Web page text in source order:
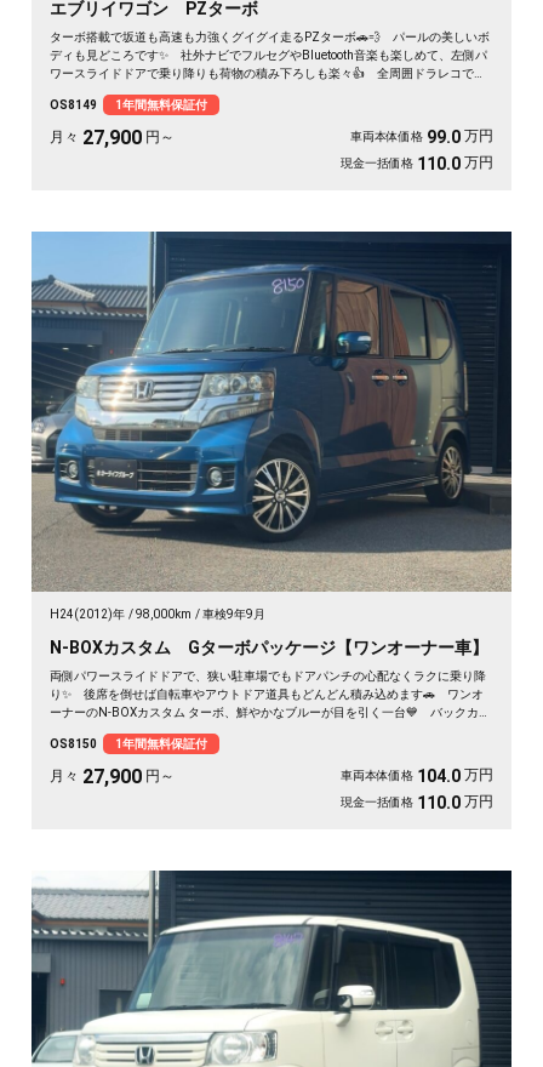
エブリイワゴン PZターボ
ターボ搭載で坂道も高速も力強くグイグイ走るPZターボ🚗💨 パールの美しいボ
ディも見どころです✨ 社外ナビでフルセグやBluetooth音楽も楽しめて、左側パ
ワースライドドアで乗り降りも荷物の積み下ろしも楽々👍 全周囲ドラレコで万
27900〜で手が届く一台です🎵 買った後もずっと寄り添う《1年保証付》😊
OS8149 1年間無料保証付
月々 27,900 円～ 車両本体価格 99.0 万円
現金一括価格 110.0 万円
H24(2012)年 98,000km 車検9年9月
N-BOXカスタム Gターボパッケージ【ワンオーナー車】
両側パワースライドドアで、狭い駐車場でもドアパンチの心配なくラクに乗り降
り✨ 後席を倒せば自転車やアウトドア道具もどんどん積み込めます🚗 ワンオ
ーナーのN-BOXカスタム ターボ、鮮やかなブルーが目を引く一台💙 バックカメ
一台で毎日がぐっと身軽になりますよ。クルコン付きで高速移動もゆったり快
適。安心してお乗りいただける《1年保証付》です😊
OS8150 1年間無料保証付
月々 27,900 円～ 車両本体価格 104.0 万円
現金一括価格 110.0 万円